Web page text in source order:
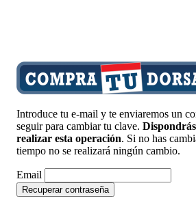
Introduce tu e-mail y te enviaremos un
seguir para cambiar tu clave.
realizar esta operación. Si no has
tiempo no se realizará ningún cambio.
Email
Recuperar contraseña